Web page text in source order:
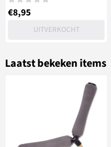
Prijs: 8,95
€8,95
UITVERKOCHT
Laatst bekeken items